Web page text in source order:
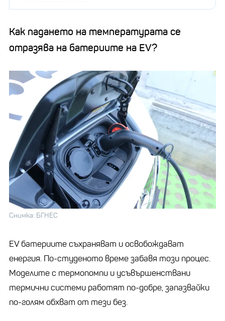
Как падането на температурата се
отразява на батериите на EV?
Снимка: БГНЕС
EV батериите съхраняват и освобождават
енергия. По-студеното време забавя този процес.
Моделите с термопомпи и усъвършенствани
термични системи работят по-добре, запазвайки
по-голям обхват от тези без.